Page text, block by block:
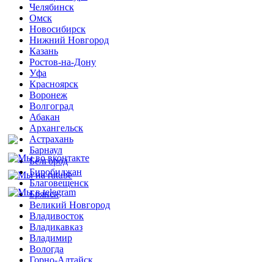
Челябинск
Омск
Новосибирск
Нижний Новгород
Казань
Ростов-на-Дону
Уфа
Красноярск
Воронеж
Волгоград
Абакан
Архангельск
Астрахань
Барнаул
Белгород
Биробиджан
Благовещенск
Брянск
Великий Новгород
Владивосток
Владикавказ
Владимир
Вологда
Горно-Алтайск